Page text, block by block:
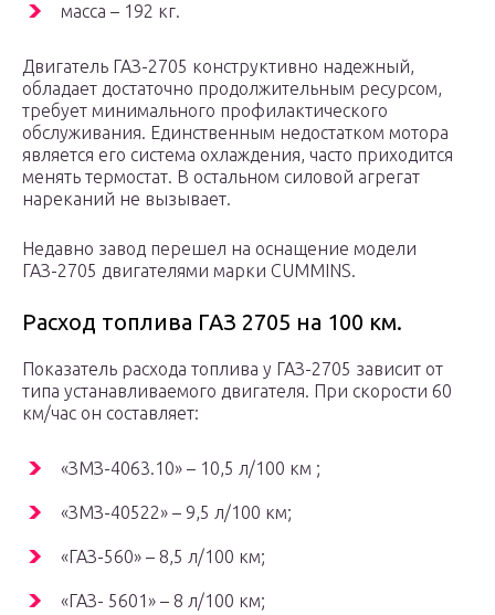
масса – 192 кг.
Двигатель ГАЗ-2705 конструктивно надежный,
обладает достаточно продолжительным ресурсом,
требует минимального профилактического
обслуживания. Единственным недостатком мотора
является его система охлаждения, часто приходится
менять термостат. В остальном силовой агрегат
нареканий не вызывает.
Недавно завод перешел на оснащение модели
ГАЗ-2705 двигателями марки CUMMINS.
Расход топлива ГАЗ 2705 на 100 км.
Показатель расхода топлива у ГАЗ-2705 зависит от
типа устанавливаемого двигателя. При скорости 60
км/час он составляет:
«ЗМЗ-4063.10» – 10,5 л/100 км ;
«ЗМЗ-40522» – 9,5 л/100 км;
«ГАЗ-560» – 8,5 л/100 км;
«ГАЗ- 5601» – 8 л/100 км;